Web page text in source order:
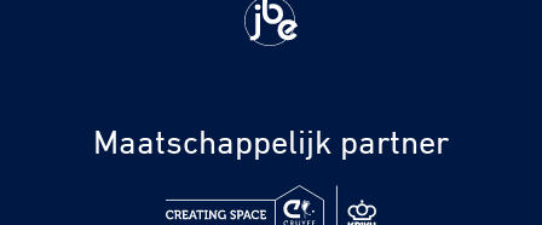
Maatschappelijk partner